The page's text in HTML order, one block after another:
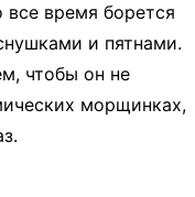
время борется
и пятнами.
чтобы он не
морщинках,